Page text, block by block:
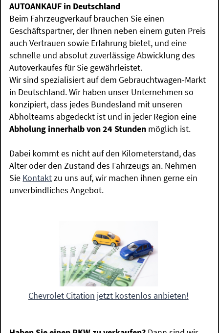
AUTOANKAUF in Deutschland
Beim Fahrzeugverkauf brauchen Sie einen
Geschäftspartner, der Ihnen neben einem guten Preis
auch Vertrauen sowie Erfahrung bietet, und eine
schnelle und absolut zuverlässige Abwicklung des
Autoverkaufes für Sie gewährleistet.
Wir sind spezialisiert auf dem Gebrauchtwagen-Markt
in Deutschland. Wir haben unser Unternehmen so
konzipiert, dass jedes Bundesland mit unseren
Abholteams abgedeckt ist und in jeder Region eine
Abholung innerhalb von 24 Stunden möglich ist.
Dabei kommt es nicht auf den Kilometerstand, das
Alter oder den Zustand des Fahrzeugs an. Nehmen
Sie Kontaktzu uns auf, wir machen ihnen gerne ein
unverbindliches Angebot.
Chevrolet Citation jetzt kostenlos anbieten!